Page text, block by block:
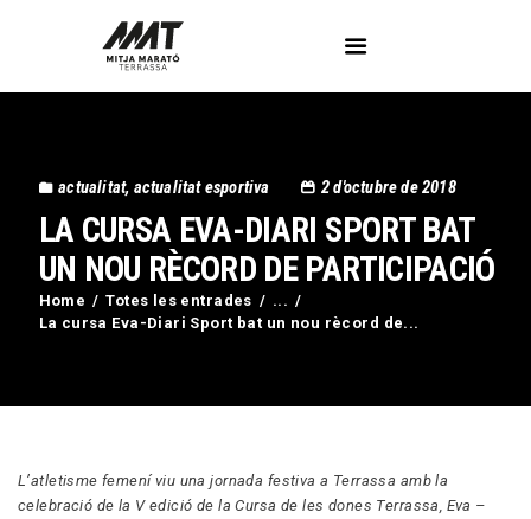
actualitat, actualitat esportiva 2 d'octubre de 2018
LA CURSA EVA-DIARI SPORT BAT
UN NOU RÈCORD DE PARTICIPACIÓ
Home Totes les entrades
...
La cursa Eva-Diari Sport bat un nou rècord de...
Voluntaris
Circuit Activa’t
Imatges
Curses
Blog
L’atletisme femení viu una jornada festiva a Terrassa amb la
celebració de la V edició de la Cursa de les dones Terrassa, Eva –